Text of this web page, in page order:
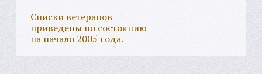
Списки ветеранов
приведены по состоянию
на начало 2005 года.